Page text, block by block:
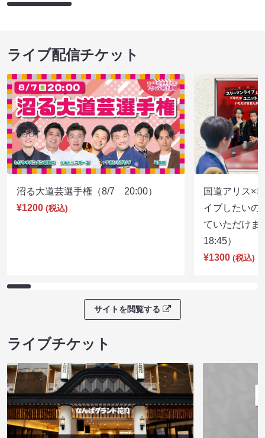
ライブ配信チケット
沼る大道芸選手権（8/7 20:00）
¥1200 (税込)
国道アリス×
イブしたいの
ていただけ
18:45）
¥1300 (税込)
サイトを閲覧する
ライブチケット